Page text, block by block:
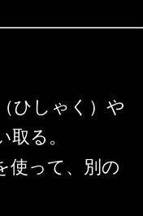
ひしゃく）や
る。
使って、別の